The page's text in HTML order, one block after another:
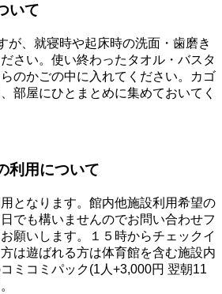
いて
が、就寝時や起床時の洗面・歯磨き
さい。使い終わったタオル・バスタ
のかごの中に入れてください。カゴ
部屋にひとまとめに集めておいてく
利用について
となります。館内他施設利用希望の
でも構いませんのでお問い合わせフ
願いします。１５時からチェックイ
は遊ばれる方は体育館を含む施設内
ミコミパック(1人+3,000円 翌朝11